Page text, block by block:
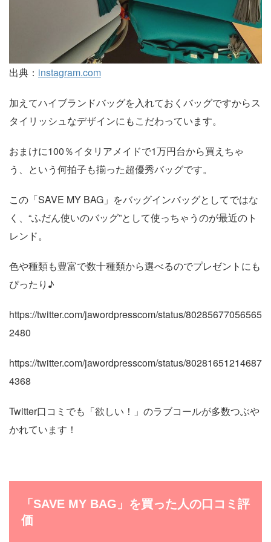
出典： instagram.com
加えてハイブランドバッグを入れておくバッグですからス
タイリッシュなデザインにもこだわっています。
おまけに100％イタリアメイドで1万円台から買えちゃ
う、という何拍子も揃った超優秀バッグです。
この「SAVE MY BAG」をバッグインバッグとしてではな
く、“ふだん使いのバッグ”として使っちゃうのが最近のト
レンド。
色や種類も豊富で数十種類から選べるのでプレゼントにも
ぴったり♪
https://twitter.com/jawordpresscom/status/80285677056565
2480
https://twitter.com/jawordpresscom/status/80281651214687
4368
Twitter口コミでも「欲しい！」のラブコールが多数つぶや
かれています！
「SAVE MY BAG」を買った人の口コミ評
価